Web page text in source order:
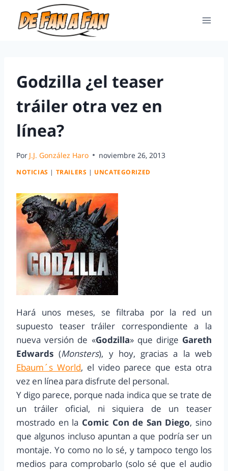
Godzilla ¿el teaser
tráiler otra vez en
línea?
Por J.J. González Haro noviembre 26, 2013
NOTICIAS | TRAILERS | UNCATEGORIZED
Hará unos meses, se filtraba por la red un
supuesto teaser tráiler correspondiente a la
nueva versión de «Godzilla» que dirige Gareth
Edwards (Monsters), y hoy, gracias a la web
Ebaum´s World, el video parece que esta otra
vez en línea para disfrute del personal.
Y digo parece, porque nada indica que se trate de
un tráiler oficial, ni siquiera de un teaser
mostrado en la Comic Con de San Diego, sino
que algunos incluso apuntan a que podría ser un
montaje. Yo como no lo sé, y tampoco tengo los
medios para comprobarlo (solo sé que el audio